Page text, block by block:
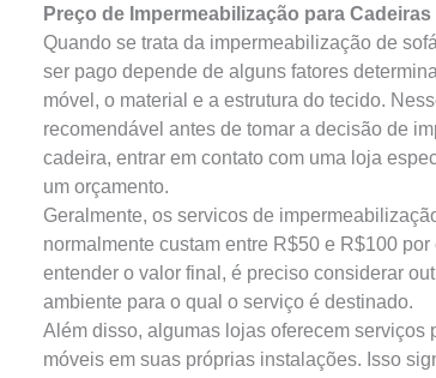
Preço de Impermeabilização para Cadeiras
Quando se trata da impermeabilização de
ser pago depende de alguns fatores
móvel, o material e a estrutura do tecido.
recomendável antes de tomar a decisão de
cadeira, entrar em contato com uma loja
um orçamento.
Geralmente, os servicos de
normalmente custam entre R$50 e R$100 por
entender o valor final, é preciso considerar
ambiente para o qual o serviço é destinado.
Além disso, algumas lojas oferecem serviços
móveis em suas próprias instalações. Isso